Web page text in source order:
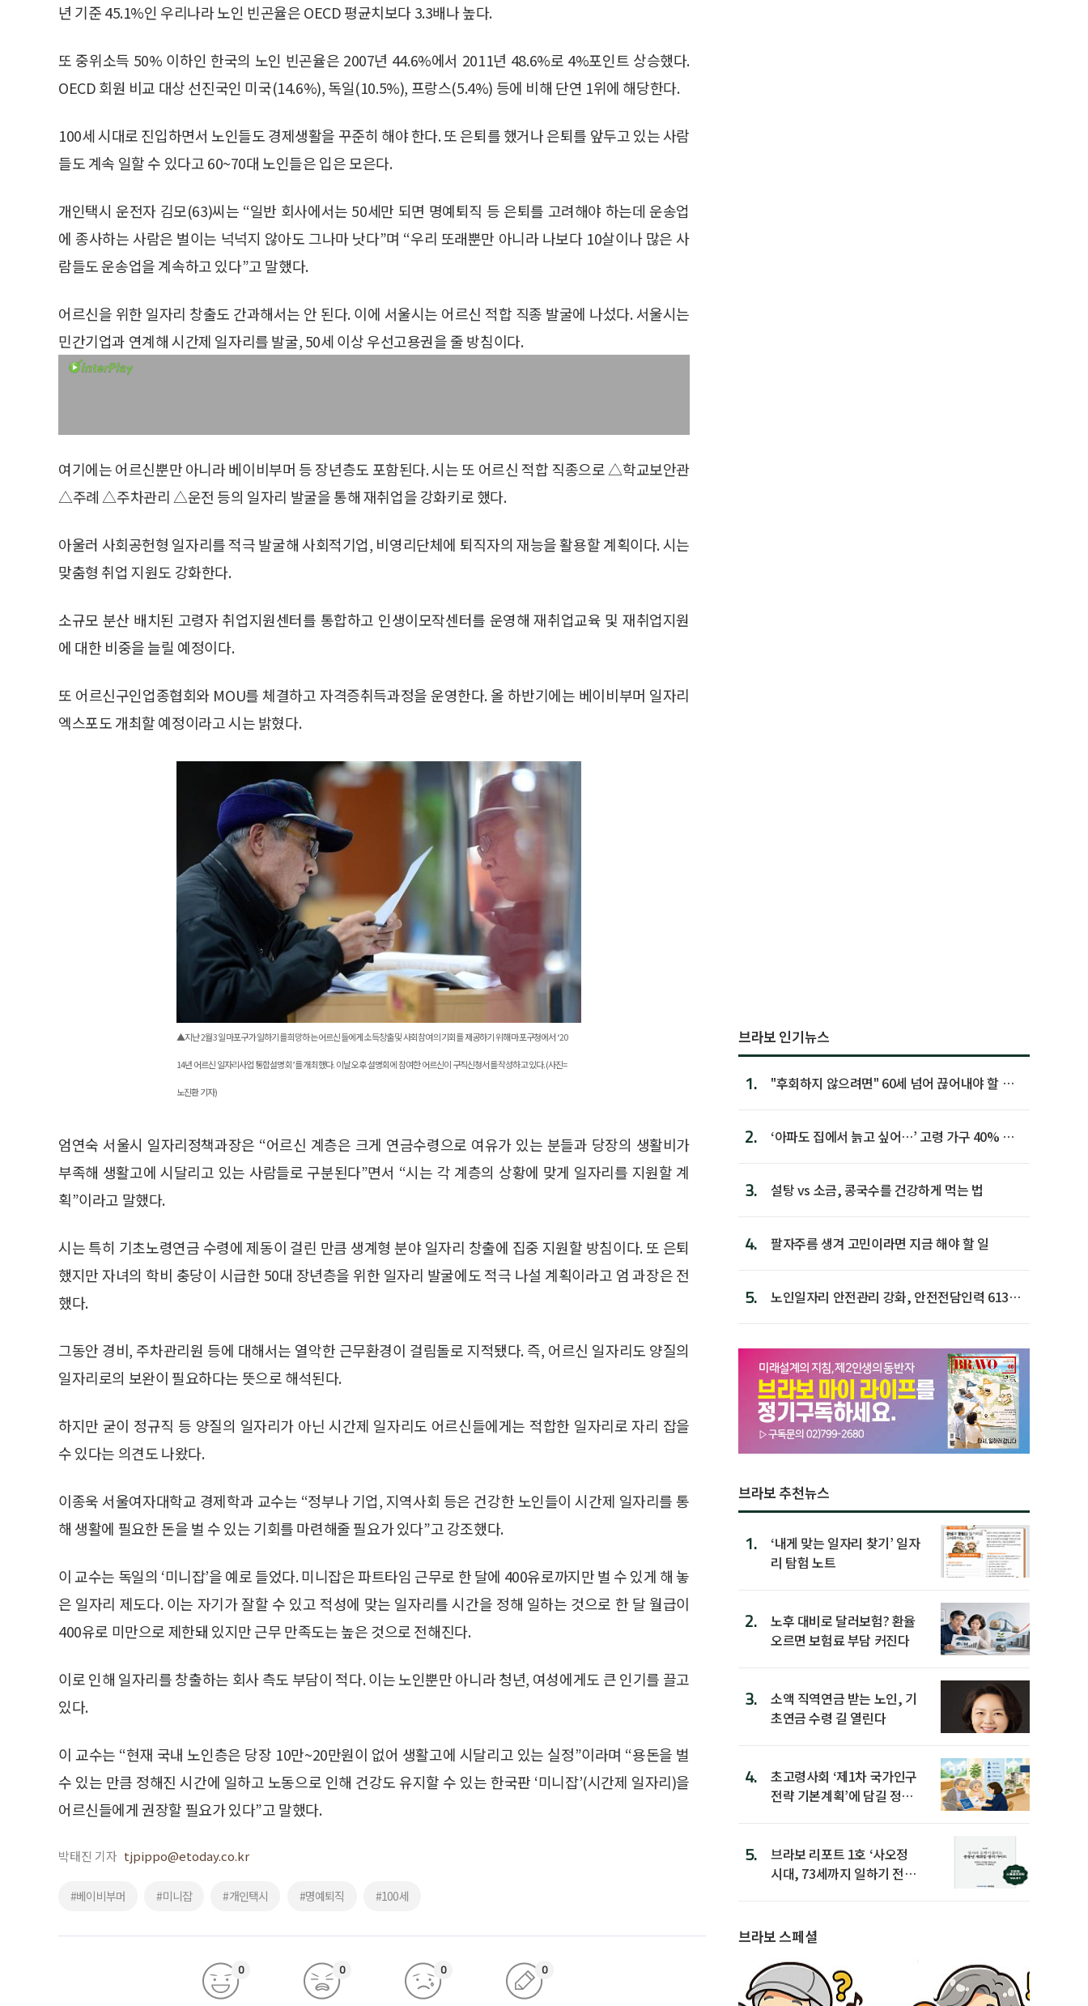
년 기준 45.1%인 우리나라 노인 빈곤율은 OECD 평균치보다 3.3배나 높다.
또 중위소득 50% 이하인 한국의 노인 빈곤율은 2007년 44.6%에서 2011년 48.6%로 4%포인트 상승했다.
OECD 회원 비교 대상 선진국인 미국(14.6%), 독일(10.5%), 프랑스(5.4%) 등에 비해 단연 1위에 해당한다.
100세 시대로 진입하면서 노인들도 경제생활을 꾸준히 해야 한다. 또 은퇴를 했거나 은퇴를 앞두고 있는 사람
들도 계속 일할 수 있다고 60~70대 노인들은 입은 모은다.
개인택시 운전자 김모(63)씨는 “일반 회사에서는 50세만 되면 명예퇴직 등 은퇴를 고려해야 하는데 운송업
에 종사하는 사람은 벌이는 넉넉지 않아도 그나마 낫다”며 “우리 또래뿐만 아니라 나보다 10살이나 많은 사
람들도 운송업을 계속하고 있다”고 말했다.
어르신을 위한 일자리 창출도 간과해서는 안 된다. 이에 서울시는 어르신 적합 직종 발굴에 나섰다. 서울시는
민간기업과 연계해 시간제 일자리를 발굴, 50세 이상 우선고용권을 줄 방침이다.
여기에는 어르신뿐만 아니라 베이비부머 등 장년층도 포함된다. 시는 또 어르신 적합 직종으로 △학교보안관
△주례 △주차관리 △운전 등의 일자리 발굴을 통해 재취업을 강화키로 했다.
아울러 사회공헌형 일자리를 적극 발굴해 사회적기업, 비영리단체에 퇴직자의 재능을 활용할 계획이다. 시는
맞춤형 취업 지원도 강화한다.
소규모 분산 배치된 고령자 취업지원센터를 통합하고 인생이모작센터를 운영해 재취업교육 및 재취업지원
에 대한 비중을 늘릴 예정이다.
또 어르신구인업종협회와 MOU를 체결하고 자격증취득과정을 운영한다. 올 하반기에는 베이비부머 일자리
엑스포도 개최할 예정이라고 시는 밝혔다.
엄연숙 서울시 일자리정책과장은 “어르신 계층은 크게 연금수령으로 여유가 있는 분들과 당장의 생활비가
획”이라고 말했다.
시는 특히 기초노령연금 수령에 제동이 걸린 만큼 생계형 분야 일자리 창출에 집중 지원할 방침이다. 또 은퇴
했다.
일자리로의 보완이 필요하다는 뜻으로 해석된다.
하지만 굳이 정규직 등 양질의 일자리가 아닌 시간제 일자리도 어르신들에게는 적합한 일자리로 자리 잡을
해 생활에 필요한 돈을 벌 수 있는 기회를 마련해줄 필요가 있다”고 강조했다.
은 일자리 제도다. 이는 자기가 잘할 수 있고 적성에 맞는 일자리를 시간을 정해 일하는 것으로 한 달 월급이
브라보 인기뉴스
1.
"후회하지 않으려면" 60세 넘어 끊어내야 할 사
2.
‘아파도 집에서 늙고 싶어…’ 고령 가구 40% 노
3. 설탕 vs 소금, 콩국수를 건강하게 먹는 법
4. 팔자주름 생겨 고민이라면 지금 해야 할 일
5.
노인일자리 안전관리 강화, 안전전담인력 613명
브라보 추천뉴스
1.
‘내게 맞는 일자리 찾기’ 일자
리 탐험 노트
2.
노후 대비로 달러보험? 환율
오르면 보험료 부담 커진다
3.
소액 직역연금 받는 노인, 기
초연금 수령 길 열린다
4.
초고령사회 ‘제1차 국가인구
전략 기본계획’에 담길 정책
5.
브라보 리포트 1호 ‘사오정
시대, 73세까지 일하기 전략’
브라보 스페셜